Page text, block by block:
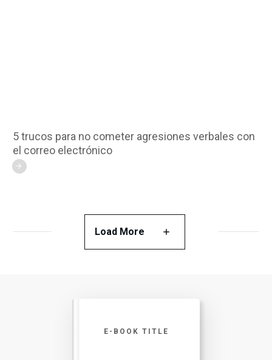
5 trucos para no cometer agresiones verbales con
el correo electrónico
Load More
E-BOOK TITLE